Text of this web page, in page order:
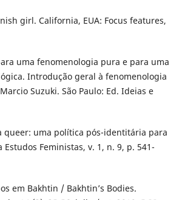
girl. California, EUA: Focus features,
uma fenomenologia pura e para uma
Introdução geral à fenomenologia
Suzuki. São Paulo: Ed. Ideias e
queer: uma política pós-identitária para
Estudos Feministas, v. 1, n. 9, p. 541-
em Bakhtin / Bakhtin’s Bodies.